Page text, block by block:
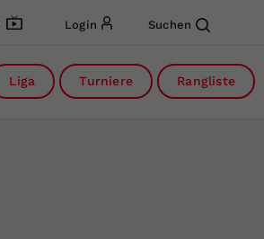
Login Suchen
Liga Turniere Rangliste